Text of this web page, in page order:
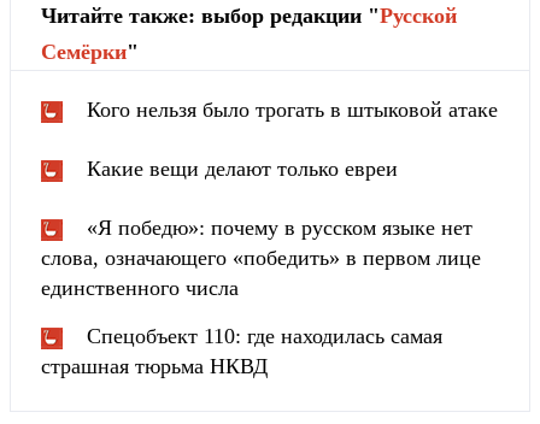
Читайте также: выбор редакции "Русской
Cемёрки"
Кого нельзя было трогать в штыковой атаке
Какие вещи делают только евреи
«Я победю»: почему в русском языке нет
слова, означающего «победить» в первом лице
единственного числа
Спецобъект 110: где находилась самая
страшная тюрьма НКВД